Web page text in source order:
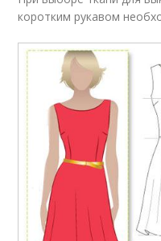
коротким рукавом